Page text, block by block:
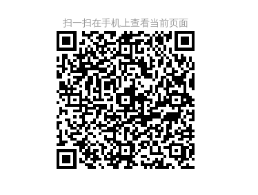
扫一扫在手机上查看当前页面